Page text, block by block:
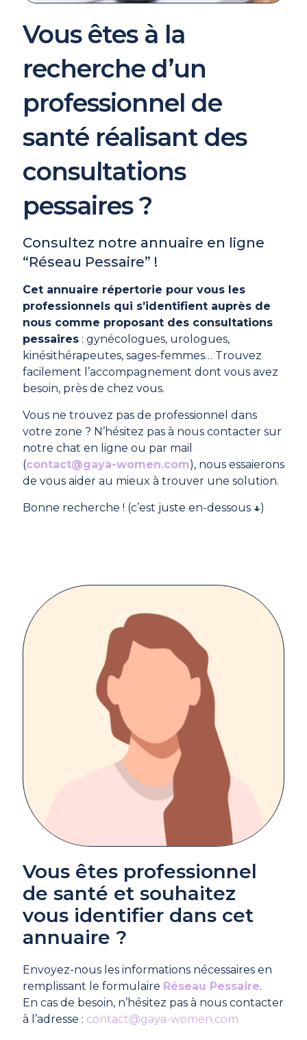
Vous êtes à la
recherche d’un
professionnel de
santé réalisant des
consultations
pessaires ?
Consultez notre annuaire en ligne
“Réseau Pessaire” !
Cet annuaire répertorie pour vous les
professionnels qui s’identifient auprès de
nous comme proposant des consultations
pessaires : gynécologues, urologues,
kinésithérapeutes, sages-femmes… Trouvez
facilement l’accompagnement dont vous avez
besoin, près de chez vous.
Vous ne trouvez pas de professionnel dans
votre zone ? N’hésitez pas à nous contacter sur
notre chat en ligne ou par mail
(contact@gaya-women.com), nous essaierons
de vous aider au mieux à trouver une solution.
Bonne recherche ! (c’est juste en-dessous ↓)
Vous êtes professionnel
de santé et souhaitez
vous identifier dans cet
annuaire ?
Envoyez-nous les informations nécessaires en
remplissant le formulaire Réseau Pessaire.
En cas de besoin, n’hésitez pas à nous contacter
à l’adresse : contact@gaya-women.com